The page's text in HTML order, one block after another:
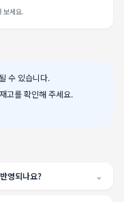
보세요.
수 있습니다.
고를 확인해 주세요.
영되나요? ⌄